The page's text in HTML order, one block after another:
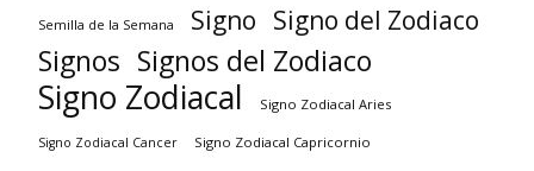
Semilla de la Semana Signo Signo del Zodiaco
Signos Signos del Zodiaco
Signo Zodiacal Signo Zodiacal Aries
Signo Zodiacal Cancer Signo Zodiacal Capricornio